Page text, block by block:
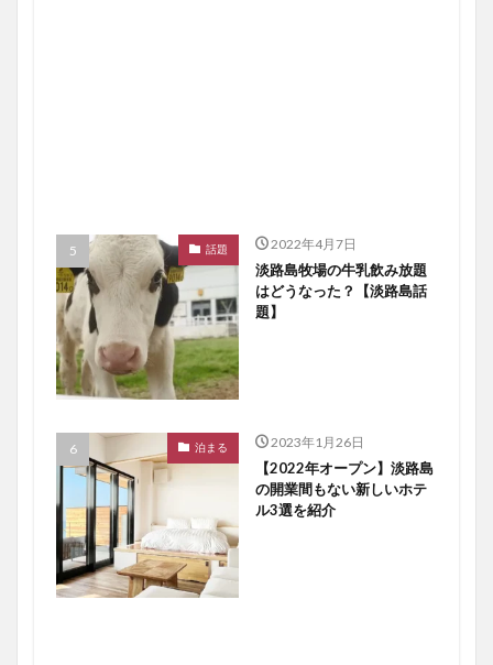
話題 2022年4月7日
淡路島牧場の牛乳飲み放題
はどうなった？【淡路島話
題】
泊まる 2023年1月26日
【2022年オープン】淡路島
の開業間もない新しいホテ
ル3選を紹介